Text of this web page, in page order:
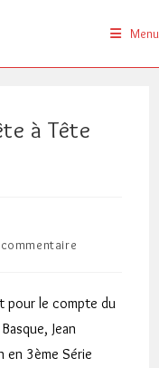
Menu
à Tête
pour le compte du
Jean
en 3ème Série